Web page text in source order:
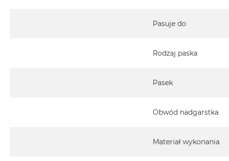
Pasuje do
Rodzaj paska
Pasek
Obwód nadgarstka
Materiał wykonania